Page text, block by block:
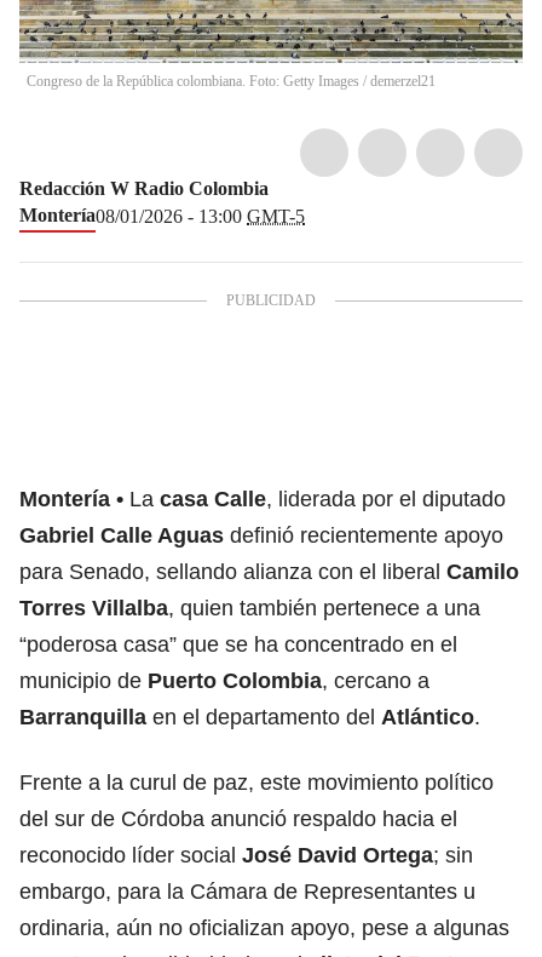
Congreso de la República colombiana. Foto: Getty Images / demerzel21
Redacción W Radio Colombia
Montería08/01/2026 - 13:00 GMT-5
Montería La casa Calle, liderada por el diputado
Gabriel Calle Aguas definió recientemente apoyo
para Senado, sellando alianza con el liberal Camilo
Torres Villalba, quien también pertenece a una
“poderosa casa” que se ha concentrado en el
municipio de Puerto Colombia, cercano a
Barranquilla en el departamento del Atlántico.
Frente a la curul de paz, este movimiento político
del sur de Córdoba anunció respaldo hacia el
reconocido líder social José David Ortega; sin
embargo, para la Cámara de Representantes u
ordinaria, aún no oficializan apoyo, pese a algunas